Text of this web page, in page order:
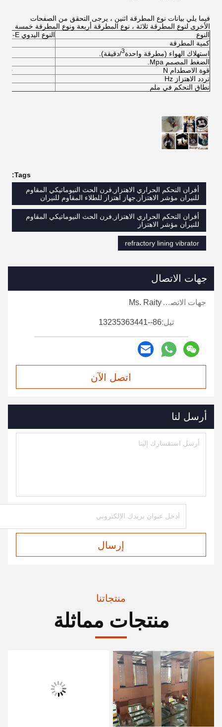
فيما يلي بيانات نوع المطرقة اثنين ، يرجى التحقق من الصفحات
الأخرى لنوع المطرقة ثلاثة ، نوع المطرقة أربعة ونوع المطرقة خمسة
النوع
النوع اليدوي KLQ -Z-E
كمية المطرقة
استهلاك الهواء (مطرقة واحدة3/دقيقة).
الضغط المصمم Mpa.
قوة الاصطدام N
تردد الاهتزاز Hz
نطاق التحكم في ملم
Tags:
أفران التحكم الحراري الاهتزاز,فرن الحث النيوماتيكي المقاوم
للنيران مؤشر الاهتزاز,جهاز اهتزاز للطلاء المقاوم للنيران
أفران التحكم الحراري الاهتزاز,فرن الحث النيوماتيكي المقاوم
للنيران مؤشر الاهتزاز
refractory lining vibrator
جهات الاتصال
جهات الاتصال: Ms. Raity
تيل:86--13235363441
اتصل الآن
أرسل لنا
إرسال
منتجاتنا
منتجات مماثلة